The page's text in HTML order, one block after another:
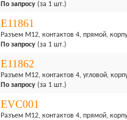
По запросу (за 1 шт.)
E11861
Разъем M12, контактов 4, прямой,
По запросу (за 1 шт.)
E11862
Разъем M12, контактов 4, угловой,
По запросу (за 1 шт.)
EVC001
Разъем M12, контактов 4, прямой,